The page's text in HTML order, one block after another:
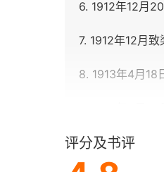
6. 1912年12月
7. 1912年12月致
8. 1913年4月18
10. 1915年4月15
评分及书评